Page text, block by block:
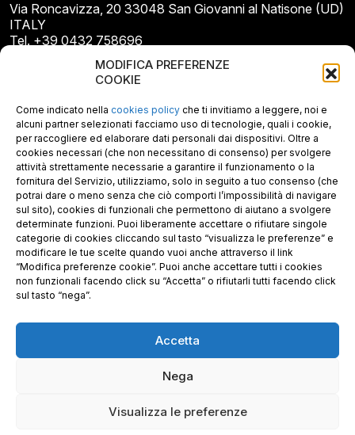
MODIFICA PREFERENZE
COOKIE
Come indicato nella cookies policy che ti invitiamo a leggere, noi e
alcuni partner selezionati facciamo uso di tecnologie, quali i cookie,
per raccogliere ed elaborare dati personali dai dispositivi. Oltre a
cookies necessari (che non necessitano di consenso) per svolgere
attività strettamente necessarie a garantire il funzionamento o la
fornitura del Servizio, utilizziamo, solo in seguito a tuo consenso (che
potrai dare o meno senza che ciò comporti l’impossibilità di navigare
sul sito), cookies di funzionali che permettono di aiutano a svolgere
determinate funzioni. Puoi liberamente accettare o rifiutare singole
categorie di cookies cliccando sul tasto “visualizza le preferenze” e
modificare le tue scelte quando vuoi anche attraverso il link
“Modifica preferenze cookie”. Puoi anche accettare tutti i cookies
non funzionali facendo click su “Accetta” o rifiutarli tutti facendo click
sul tasto “nega”.
Accetta
Nega
Visualizza le preferenze
Via Roncavizza, 20 33048 San Giovanni al Natisone (UD)
ITALY
Tel. +39 0432 758696
E-mail: info@gecopan.it
E-mail PEC: gecopan@pec.it
P.I. E C.F. 02487660306
N. REA UD 264834
Capitale sociale € 30.000
Richiedi i nostri prodotti certificati FSC®
© 2025 GE.CO. PANNELLI S.R.L. & GECOPAN s.r.l. –